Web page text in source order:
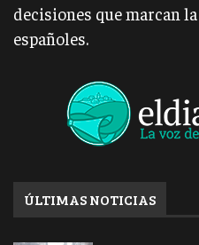
decisiones que marcan
españoles.
ÚLTIMAS NOTICIAS